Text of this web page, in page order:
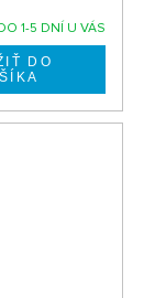
1-5 DNÍ U VÁS